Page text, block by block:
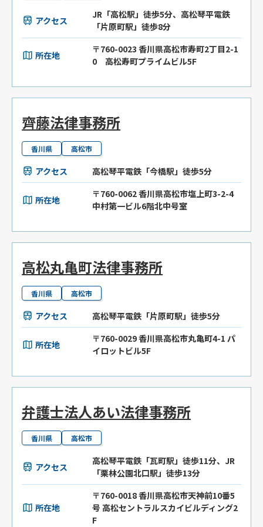
アクセス
JR「高松駅」徒歩5分、高松琴平電鉄
「片原町駅」徒歩8分
所在地
〒760-0023 香川県高松市寿町2丁目2-1
0 高松寿町プライムビル5F
齊藤法律事務所
香川県 高松市
アクセス 高松琴平電鉄「今橋駅」徒歩5分
所在地
〒760-0062 香川県高松市塩上町3-2-4
中村第一ビル6階北中号室
高松丸亀町法律事務所
香川県 高松市
アクセス 高松琴平電鉄「片原町駅」徒歩5分
所在地
〒760-0029 香川県高松市丸亀町4-1 パ
イロットビル5F
弁護士法人あい法律事務所
香川県 高松市
アクセス
高松琴平電鉄「瓦町駅」徒歩11分、JR
「栗林公園北口駅」徒歩13分
所在地
〒760-0018 香川県高松市天神前10番5
号 高松セントラルスカイビルディング2
F